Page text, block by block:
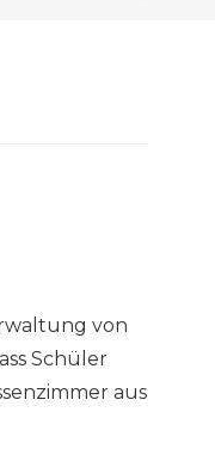
von
Schüler
aus